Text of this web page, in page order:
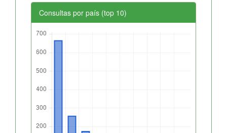
Consultas por país (top 10)